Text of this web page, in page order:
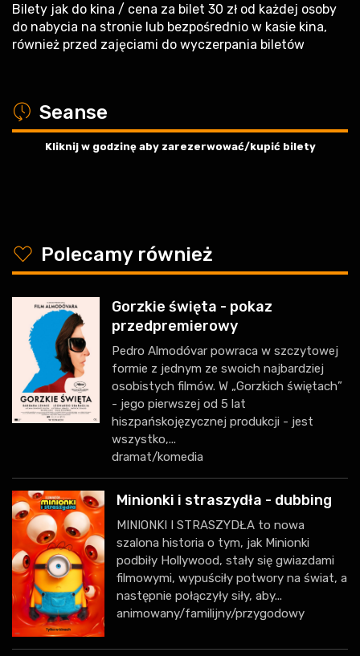
Bilety jak do kina / cena za bilet 30 zł od każdej osoby
do nabycia na stronie lub bezpośrednio w kasie kina,
również przed zajęciami do wyczerpania biletów
a Seanse
Kliknij w godzinę aby zarezerwować/kupić bilety
y Polecamy również
Gorzkie święta - pokaz
przedpremierowy
Pedro Almodóvar powraca w szczytowej
formie z jednym ze swoich najbardziej
osobistych filmów. W „Gorzkich świętach”
- jego pierwszej od 5 lat
hiszpańskojęzycznej produkcji - jest
wszystko,...
dramat/komedia
Minionki i straszydła - dubbing
MINIONKI I STRASZYDŁA to nowa
szalona historia o tym, jak Minionki
podbiły Hollywood, stały się gwiazdami
filmowymi, wypuściły potwory na świat, a
następnie połączyły siły, aby...
animowany/familijny/przygodowy